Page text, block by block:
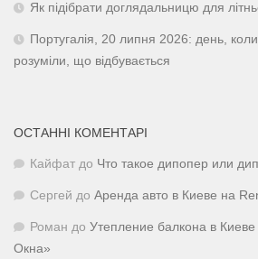
Як підібрати доглядальницю для
Португалія, 20 липня 2026: день, коли
розуміли, що відбувається
ОСТАННІ КОМЕНТАРІ
Кайфат до Что такое дипопер или
Сергей до Аренда авто в Киеве на
Роман до Утепление балкона в
Окна»